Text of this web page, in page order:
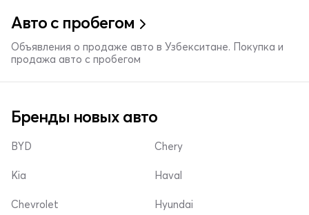
Авто с пробегом
Объявления о продаже авто в Узбекситане. Покупка и
продажа авто с пробегом
Бренды новых авто
BYD
Kia
Chevrolet
Chery
Haval
Hyundai